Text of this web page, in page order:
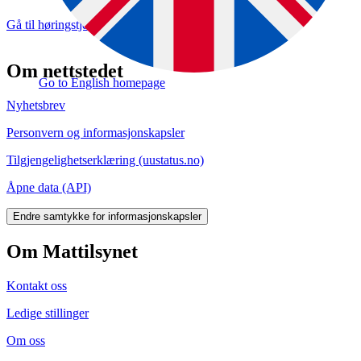
Go to English homepage
Gå til høringstjenesten og gi uttalelse (hoering.no)
Om nettstedet
Nyhetsbrev
Personvern og informasjonskapsler
Tilgjengelighetserklæring (uustatus.no)
Åpne data (API)
Endre samtykke for informasjonskapsler
Om Mattilsynet
Kontakt oss
Ledige stillinger
Om oss